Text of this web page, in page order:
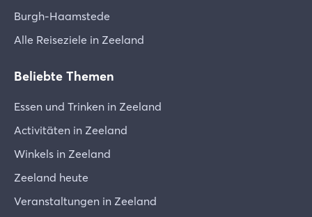
Burgh-Haamstede
Alle Reiseziele in Zeeland
Beliebte Themen
Essen und Trinken in Zeeland
Activitäten in Zeeland
Winkels in Zeeland
Zeeland heute
Veranstaltungen in Zeeland